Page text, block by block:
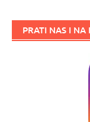
PRATI NAS I NA